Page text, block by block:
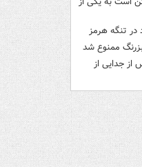
تنگه هرمز
ممنوع شد
جدایی از